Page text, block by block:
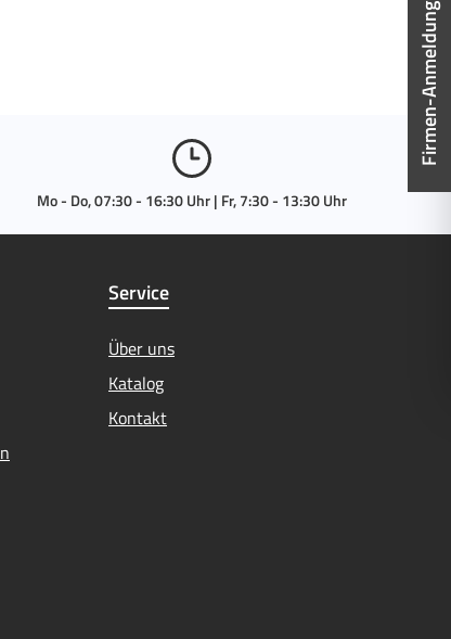
Mo - Do, 07:30 - 16:30 Uhr | Fr, 7:30 - 13:30 Uhr
Service
Über uns
Katalog
Kontakt
Firmen-Anmeldung